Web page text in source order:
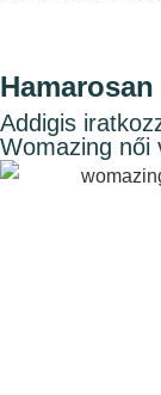
Addigis
Womazing női